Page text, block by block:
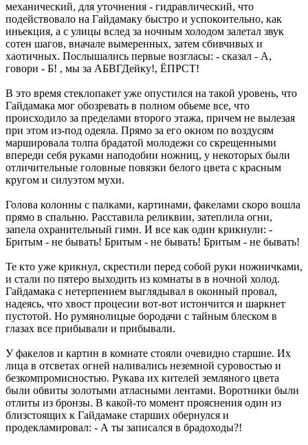
механический, для уточнения - гидравлический, что
подействовало на Гайдамаку быстро и успокоительно, как
иньекция, а с улицы вслед за ночным холодом залетал звук
сотен шагов, вначале вымеренных, затем сбивчивых и
хаотичных. Послышались первые возгласы: - сказал - А,
говори - Б! , мы за АБВГДейку!, ЁПРСТ!
В это время стеклопакет уже опустился на такой уровень, что
Гайдамака мог обозревать в полном обьеме все, что
происходило за пределами второго этажа, причем не вылезая
при этом из-под одеяла. Прямо за его окном по воздусям
маршировала толпа брадатой молодежи со скрещенными
впереди себя руками наподобии ножниц, у некоторых были
отличительные головные повязки белого цвета с красным
кругом и силуэтом мухи.
Голова колонны с палками, картинами, факелами скоро вошла
прямо в спальню. Расставила реликвии, затеплила огни,
запела охранительный гимн. И все как один крикнули: -
Бритым - не бывать! Бритым - не бывать! Бритым - не бывать!
Те кто уже крикнул, скрестили перед собой руки ножничками,
и стали по пятеро выходить из комнаты в в ночной холод.
Гайдамака с нетерпением выглядывал в оконный провал,
надеясь, что хвост процесии вот-вот истончится и шаркнет
пустотой. Но румянолицые бородачи с тайным блеском в
глазах все прибывали и прибывали.
У факелов и картин в комнате стояли очевидно старшие. Их
лица в отсветах огней наливались неземной суровостью и
безкомпромисностью. Рукава их кителей земляного цвета
были обвиты золотыми атласными лентами. Воротники были
отлиты из бронзы. В какой-то момент прояснения один из
близстоящих к Гайдамаке старших обернулся и
продекламировал: - А ты записался в брадоходы?!